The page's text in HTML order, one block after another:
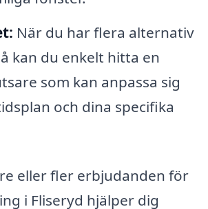
När du har flera alternativ
kan du enkelt hitta en
som kan anpassa sig
och dina specifika
eller fler erbjudanden för
i Fliseryd hjälper dig